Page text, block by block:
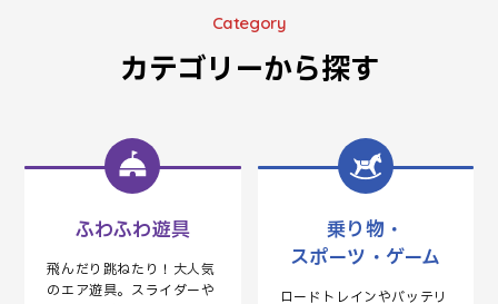
Category
カテゴリーから探す
ふわふわ遊具
飛んだり跳ねたり！大人気
のエア遊具。スライダーや
乗り物・
スポーツ・ゲーム
ロードトレインやバッテリ